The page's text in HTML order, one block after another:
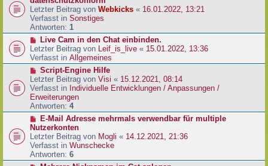
g
B
e
i
t
a
g
u
e
r
B
e
i
t
a
g
Letzter Beitrag von Webkicks « 16.01.2022, 13:21
Verfasst in Sonstiges
Antworten: 1
N
e
u
e
r
B
e
i
t
a
g
Live Cam in den Chat einbinden.
Letzter Beitrag von Leif_is_live « 15.01.2022, 13:36
Verfasst in Allgemeines
N
e
u
e
r
B
e
i
t
r
a
Script-Engine Hilfe
Letzter Beitrag von Visi « 15.12.2021, 08:14
Verfasst in Individuelle Entwicklungen / Anpassungen /
Erweiterungen
Antworten: 4
N
e
u
e
r
B
E-Mail Adresse mehrmals verwendbar für multiple
Nutzerkonten
Letzter Beitrag von Mogli « 14.12.2021, 21:36
Verfasst in Wunschecke
Antworten: 6